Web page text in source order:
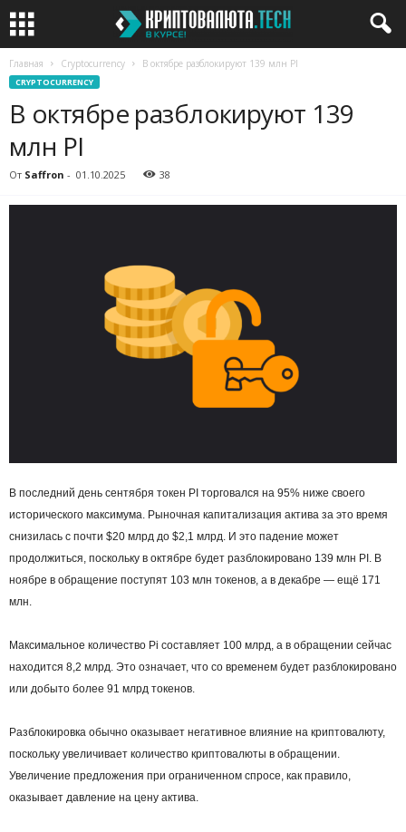
Главная Cryptocurrency В октябре разблокируют 139 млн PI
CRYPTOCURRENCY
В октябре разблокируют 139
млн PI
От Saffron - 01.10.2025 38
В последний день сентября токен PI торговался на 95% ниже своего
исторического максимума. Рыночная капитализация актива за это время
снизилась с почти $20 млрд до $2,1 млрд. И это падение может
продолжиться, поскольку в октябре будет разблокировано 139 млн PI. В
ноябре в обращение поступят 103 млн токенов, а в декабре — ещё 171
млн.
Максимальное количество Pi составляет 100 млрд, а в обращении сейчас
находится 8,2 млрд. Это означает, что со временем будет разблокировано
или добыто более 91 млрд токенов.
Разблокировка обычно оказывает негативное влияние на криптовалюту,
поскольку увеличивает количество криптовалюты в обращении.
Увеличение предложения при ограниченном спросе, как правило,
оказывает давление на цену актива.